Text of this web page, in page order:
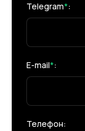
Telegram*:
E-mail*:
Телефон: